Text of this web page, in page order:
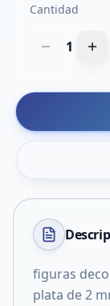
Cantidad
1
figuras
plata de 2